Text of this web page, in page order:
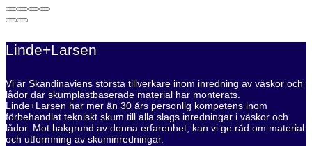
Linde+Larsen
Vi är Skandinaviens största tillverkare inom inredning av väskor och
lådor där skumplastbaserade material har monterats.
Linde+Larsen har mer än 30 års personlig kompetens inom
förbehandlat tekniskt skum till alla slags inredningar i väskor och
lådor. Mot bakgrund av denna erfarenhet, kan vi ge råd om material
och utformning av skuminredningar.